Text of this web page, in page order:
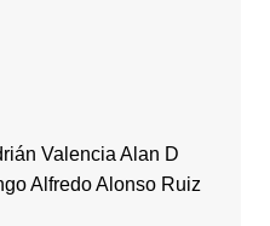
Valencia Alan D
Alfredo Alonso Ruiz